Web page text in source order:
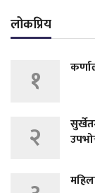
लोकप्रिय
१
२